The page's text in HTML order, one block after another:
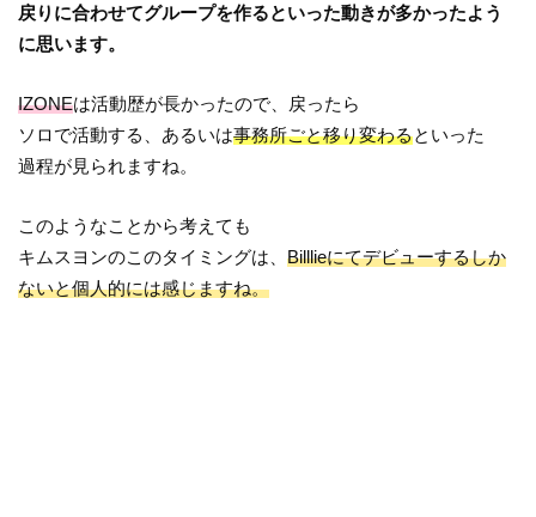
戻りに合わせてグループを作るといった動きが多かったよう
に思います。
IZONEは活動歴が長かったので、戻ったら
ソロで活動する、あるいは事務所ごと移り変わるといった
過程が見られますね。
このようなことから考えても
キムスヨンのこのタイミングは、Billlieにてデビューするしか
ないと個人的には感じますね。